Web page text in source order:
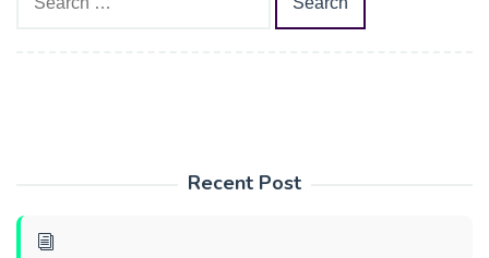
Recent Post